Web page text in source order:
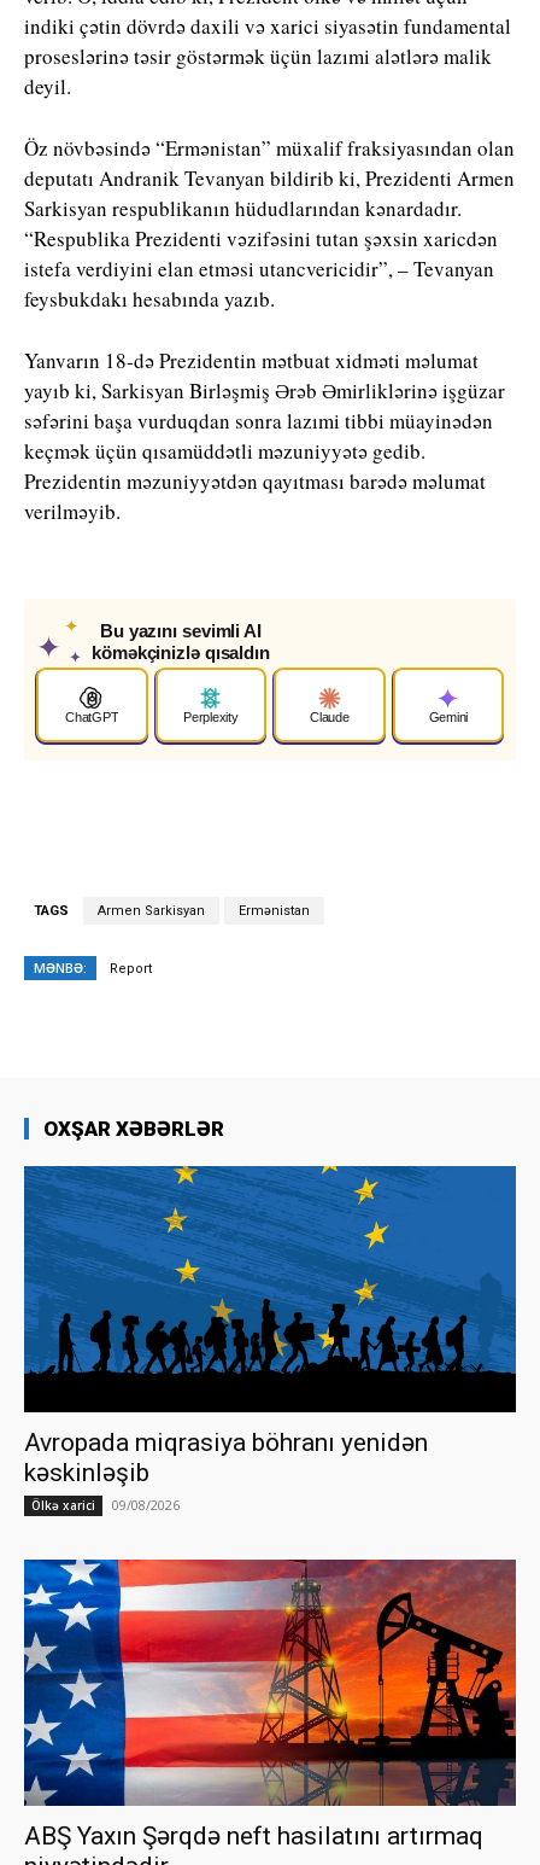
indiki çətin dövrdə daxili və xarici siyasətin fundamental
proseslərinə təsir göstərmək üçün lazımi alətlərə malik
deyil.
Öz növbəsində “Ermənistan” müxalif fraksiyasından olan
deputatı Andranik Tevanyan bildirib ki, Prezidenti Armen
Sarkisyan respublikanın hüdudlarından kənardadır.
“Respublika Prezidenti vəzifəsini tutan şəxsin xaricdən
istefa verdiyini elan etməsi utancvericidir”, – Tevanyan
feysbukdakı hesabında yazıb.
Yanvarın 18-də Prezidentin mətbuat xidməti məlumat
yayıb ki, Sarkisyan Birləşmiş Ərəb Əmirliklərinə işgüzar
səfərini başa vurduqdan sonra lazımi tibbi müayinədən
keçmək üçün qısamüddətli məzuniyyətə gedib.
Prezidentin məzuniyyətdən qayıtması barədə məlumat
verilməyib.
✦
✦
✦
Bu yazını sevimli AI
köməkçinizlə qısaldın
ChatGPT Perplexity Claude Gemini
TAGS Armen Sarkisyan Ermənistan
MƏNBƏ: Report
OXŞAR XƏBƏRLƏR
Avropada miqrasiya böhranı yenidən
kəskinləşib
Ölkə xarici 09/08/2026
ABŞ Yaxın Şərqdə neft hasilatını artırmaq